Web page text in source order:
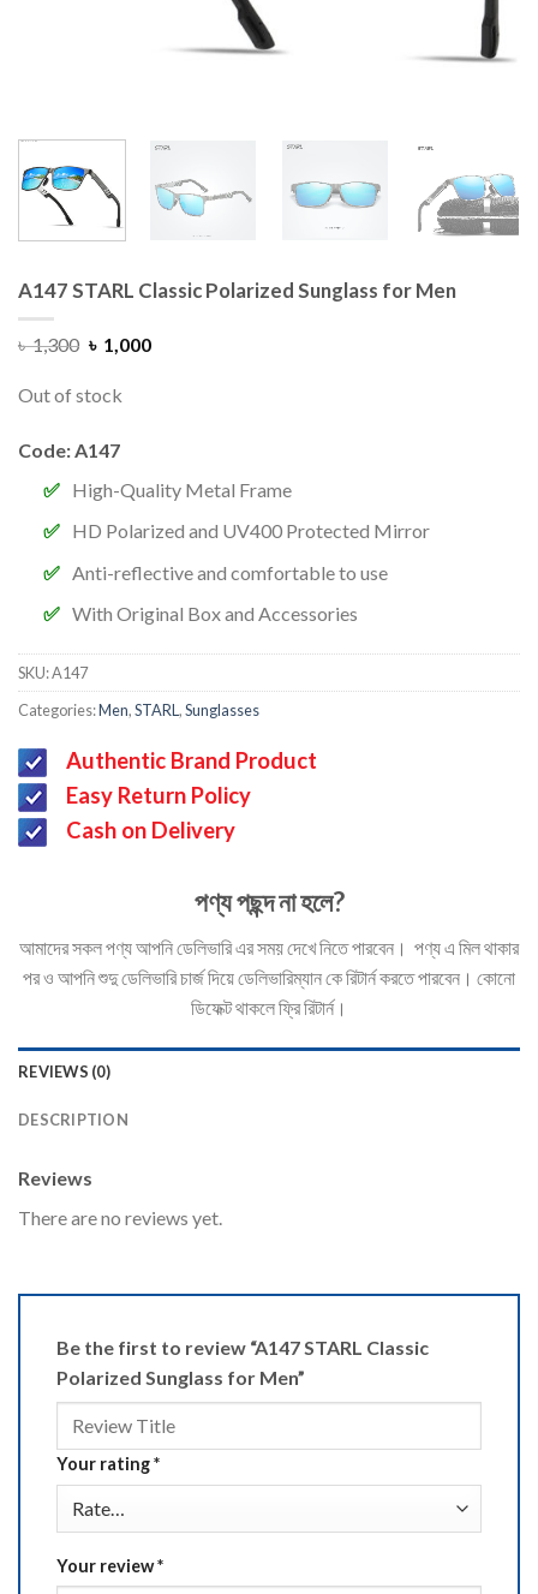
A147 STARL Classic Polarized Sunglass for Men
৳1,300 ৳ 1,000
Out of stock
Code: A147
High-Quality Metal Frame
HD Polarized and UV400 Protected Mirror
Anti-reflective and comfortable to use
With Original Box and Accessories
SKU:A147
Categories:Men,STARL ,Sunglasses
Authentic Brand Product
Easy Return Policy
Cash on Delivery
পণ্য পছন্দ না হলে?
আমাদের সকল পণ্য আপনি ডেলিভারি এর সময় দেখে নিতে পারবেন। পণ্য এ মিল থাকার
পর ও আপনি শুদু ডেলিভারি চার্জ দিয়ে ডেলিভারিম্যান কে রিটার্ন করতে পারবেন। কোনো
ডিফেক্ট থাকলে ফ্রি রিটার্ন।
REVIEWS (0)
DESCRIPTION
Reviews
There are no reviews yet.
Be the first to review “A147 STARL Classic
Polarized Sunglass for Men”
Your rating*
Your review*